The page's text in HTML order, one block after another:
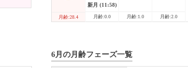
月齢:28.4
新月 (11:58)
月齢:0.0 月齢:1.0 月齢:2.0
6月の月齢フェーズ一覧